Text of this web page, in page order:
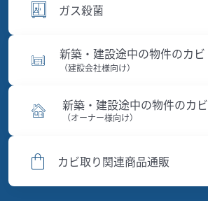
ガス殺菌
新築・建設途中の物件のカビ
（建設会社様向け）
新築・建設途中の物件のカビ
（オーナー様向け）
カビ取り関連商品通販